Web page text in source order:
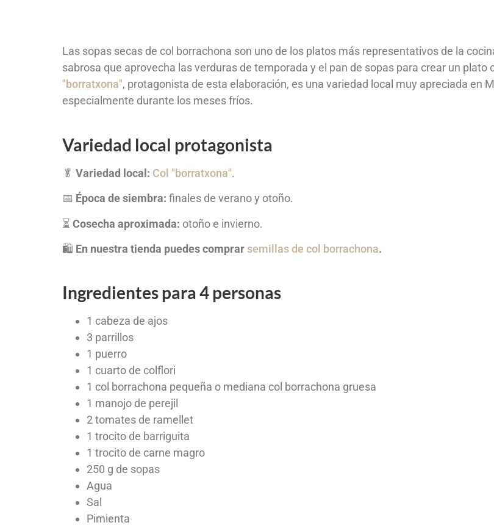
Las sopas secas de col borrachona son uno de los platos más representativos de la
sabrosa que aprovecha las verduras de temporada y el pan de sopas para crear un
"borratxona", protagonista de esta elaboración, es una variedad local muy apreciada en
especialmente durante los meses fríos.
Variedad local protagonista
🥬 Variedad local: Col "borratxona".
📅 Época de siembra: finales de verano y otoño.
⏳ Cosecha aproximada: otoño e invierno.
🛍️ En nuestra tienda puedes comprarsemillas de col borrachona.
Ingredientes para 4 personas
1 cabeza de ajos
3 parrillos
1 puerro
1 cuarto de colflori
1 col borrachona pequeña o mediana col borrachona gruesa
1 manojo de perejil
2 tomates de ramellet
1 trocito de barriguita
1 trocito de carne magro
250 g de sopas
Agua
Sal
Pimienta